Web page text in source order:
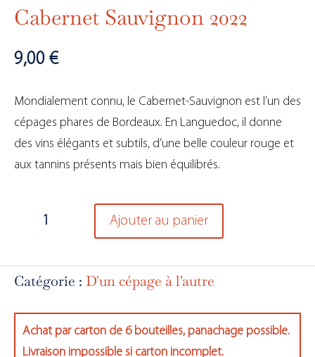
Cabernet Sauvignon 2022
9,00 €
Mondialement connu, le Cabernet-Sauvignon est l’un des
cépages phares de Bordeaux. En Languedoc, il donne
des vins élégants et subtils, d’une belle couleur rouge et
aux tannins présents mais bien équilibrés.
Sauvignon
2022
Ajouter au panier
Catégorie : D'un cépage à l'autre
Achat par carton de 6 bouteilles, panachage possible.
Livraison impossible si carton incomplet.